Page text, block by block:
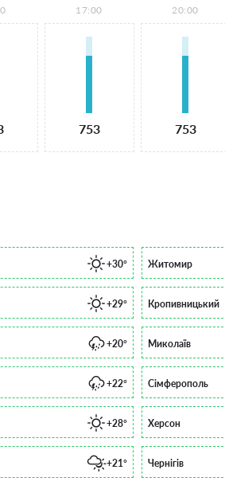
17:00
753
20:00
753
+30° Житомир
+29° Кропивницький
+20° Миколаїв
+22° Сімферополь
+28° Херсон
+21° Чернігів